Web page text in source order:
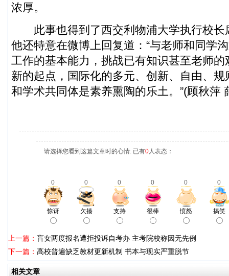
浓厚。
此事也得到了西交利物浦大学执行校长
他还特意在微博上回复道：“与老师和同学
工作的基本能力，挑战已有知识甚至老师
新的起点，国际化的多元、创新、自由、
和学术共同体是素养熏陶的乐土。”(顾秋萍
请选择您看到这篇文章时的心情: 已有0人表态：
0 0 0 0 0 0
惊讶 欠揍 支持 很棒 愤怒 搞笑
上一篇： 盲女两度报名遭拒投诉自考办 主考院校称因无先例
下一篇： 高校普遍缺乏教材更新机制 书本与现实严重脱节
相关文章